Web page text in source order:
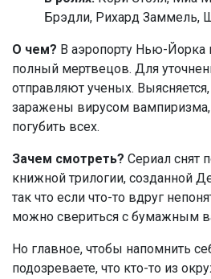
Брэдли, Рихард Заммель,
О чем? В аэропорту Нью-Йорка
полный мертвецов. Для
отправляют ученых.
заражены вирусом
погубить всех.
Зачем смотреть? Сериал снят
книжной трилогии, созданной
так что если что-то вдруг
можно свериться с бумажным
Но главное, чтобы напомнить
подозреваете, что кто-то из